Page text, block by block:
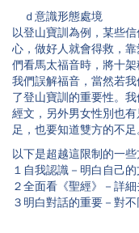
ｄ意識形態處境
以登山寶訓為例，某些
心，做好人就會得救，
們看馬太福音時，將十
我們誤解福音，當然若
了登山寶訓的重要性。
經文，另外男女性別也
足，也要知道雙方的不足
以下是超越這限制的一些
１自我認識－明白自己的
２全面看《聖經》－詳
３明白對話的重要－對